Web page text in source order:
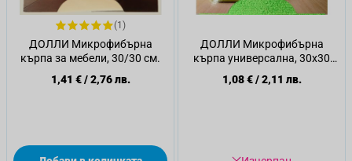
(1)
ДОЛЛИ Микрофибърна
кърпа за мебели, 30/30 см.
1,41 €/2,76 лв.
ДОЛЛИ Микрофибърна
кърпа универсална, 30х30
1,08 €/2,11 лв.